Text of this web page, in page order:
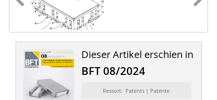
Dieser Artikel erschien in
BFT 08/2024
Ressort: Patents | Patente